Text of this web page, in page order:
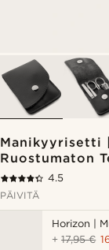
Manikyyrisetti
Ruostumaton
4.5
PÄIVITÄ
Horizon |
+17,95 €